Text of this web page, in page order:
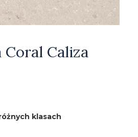
Coral Caliza
klasach